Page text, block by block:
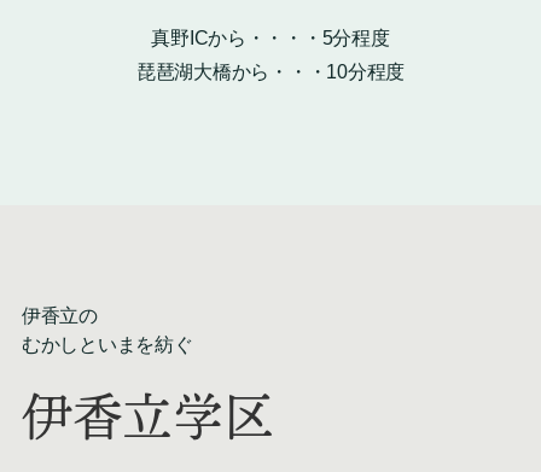
真野ICから・・・・5分程度
琵琶湖大橋から・・・10分程度
伊香立の
むかしといまを紡ぐ
伊香立学区